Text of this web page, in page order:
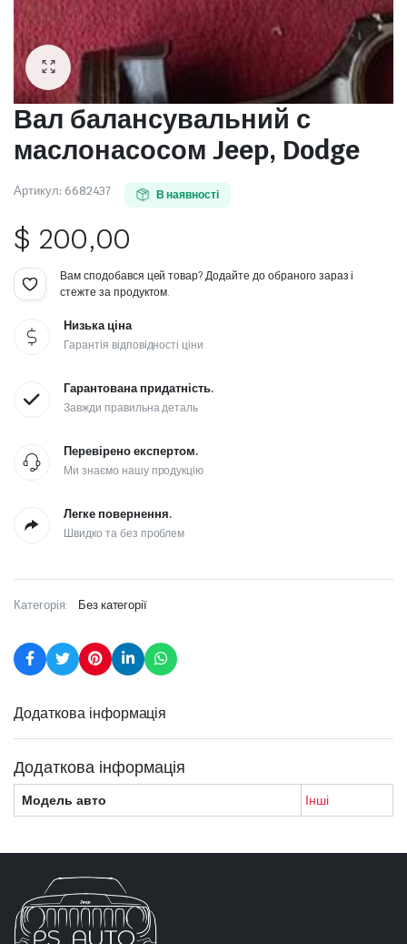
Вал балансувальний с
маслонасосом Jeep, Dodge
Артикул: 6682437 В наявності
$ 200,00
Вам сподобався цей товар? Додайте до обраного зараз і
стежте за продуктом.
Низька ціна
Гарантія відповідності ціни
Гарантована придатність.
Завжди правильна деталь
Перевірено експертом.
Ми знаємо нашу продукцію
Легке повернення.
Швидко та без проблем
Категорія: Без категорії
Додаткова інформація
Додаткова інформація
Модель авто Інші